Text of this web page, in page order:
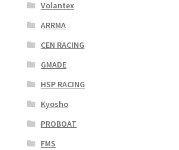
Volantex
ARRMA
CEN RACING
GMADE
HSP RACING
Kyosho
PROBOAT
FMS